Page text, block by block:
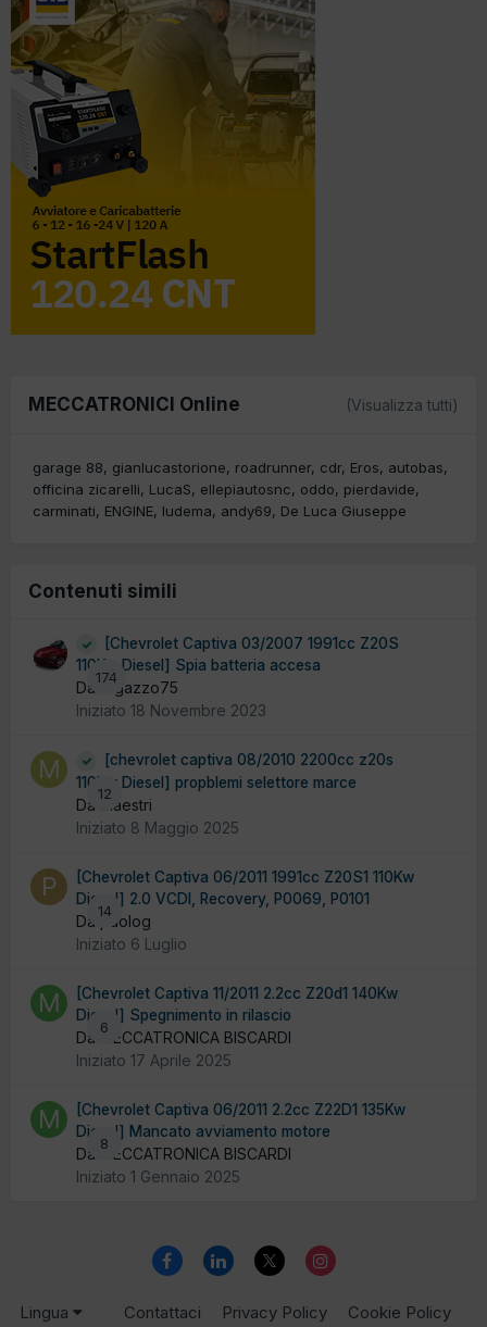
MECCATRONICI Online (Visualizza tutti)
garage 88 gianlucastorione roadrunner cdr Eros
autobas
officina zicarelli
LucaS ellepiautosnc oddo
pierdavide
carminati
ENGINE ludema andy69 De Luca Giuseppe
Contenuti simili
174
[Chevrolet Captiva 03/2007 1991cc Z20S
110Kw Diesel] Spia batteria accesa
Da ragazzo75
Iniziato 18 Novembre 2023
12
[chevrolet captiva 08/2010 2200cc z20s
110Kw Diesel] propblemi selettore marce
Da Maestri
Iniziato 8 Maggio 2025
14
[Chevrolet Captiva 06/2011 1991cc Z20S1 110Kw
Diesel] 2.0 VCDI, Recovery, P0069, P0101
Da paolog
Iniziato 6 Luglio
6
[Chevrolet Captiva 11/2011 2.2cc Z20d1 140Kw
Diesel] Spegnimento in rilascio
Da MECCATRONICA BISCARDI
Iniziato 17 Aprile 2025
8
[Chevrolet Captiva 06/2011 2.2cc Z22D1 135Kw
Diesel] Mancato avviamento motore
Da MECCATRONICA BISCARDI
Iniziato 1 Gennaio 2025
Lingua Contattaci Privacy Policy
Cookie Policy